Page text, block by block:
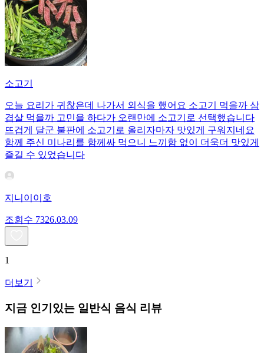
소고기
오늘 요리가 귀찮은데 나가서 외식을 했어요 소고기 먹을까 삼
겹살 먹을까 고민을 하다가 오랜만에 소고기로 선택했습니다
뜨겁게 달군 불판에 소고기로 올리자마자 맛있게 구워지네요
함께 주신 미나리를 함께싸 먹으니 느끼함 없이 더욱더 맛있게
즐길 수 있었습니다
지니이이호
조회수 7326.03.09
1
더보기
지금 인기있는 일반식 음식 리뷰